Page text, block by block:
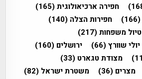
חפירה ארכיאולוגית(165)
(166) חפירות הצלה (140)
טיול משפחות(217)
יולי שוורץ(66) ירושלים (160)
מצודת טגארט (33)
מצרים (36) משטרת ישראל (82)